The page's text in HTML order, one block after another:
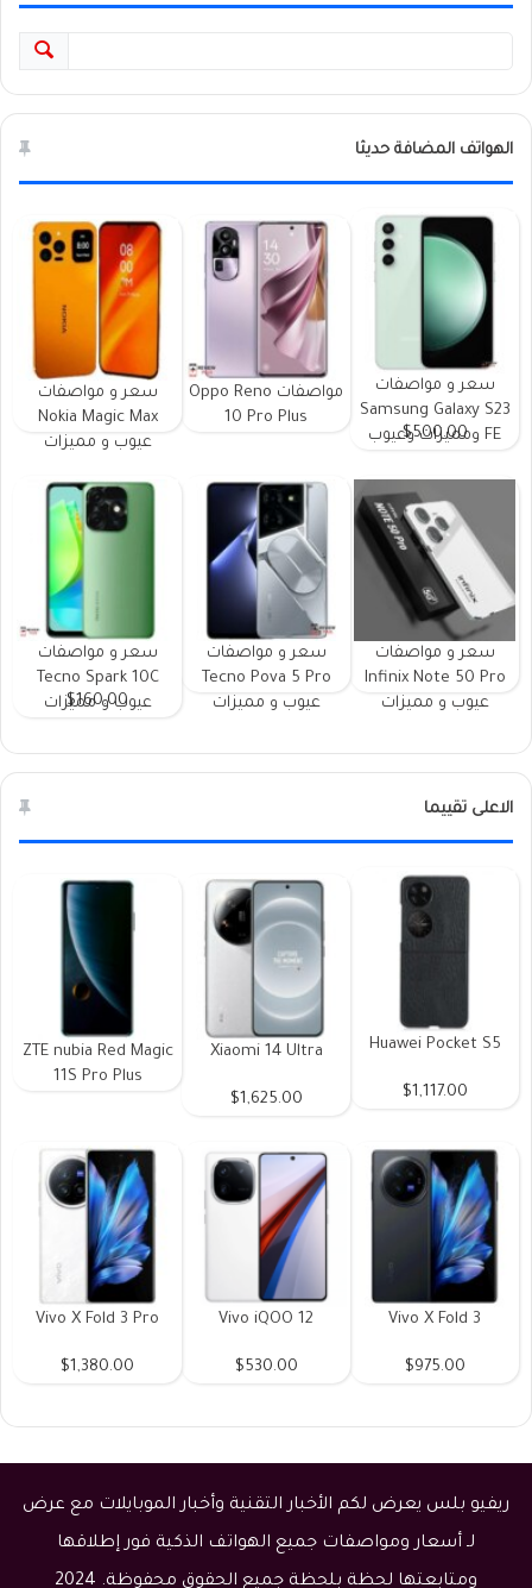
الهواتف المضافة حديثا
سعر و مواصفات
Samsung Galaxy S23
FE ومميزات وعيوب
$500.00
مواصفات Oppo Reno
10 Pro Plus
سعر و مواصفات
Nokia Magic Max
عيوب و مميزات
سعر و مواصفات
Infinix Note 50 Pro
عيوب و مميزات
سعر و مواصفات
Tecno Pova 5 Pro
عيوب و مميزات
سعر و مواصفات
Tecno Spark 10C
عيوب و مميزات
$160.00
الاعلى تقييما
Huawei Pocket S5
$1,117.00
Xiaomi 14 Ultra
$1,625.00
ZTE nubia Red Magic
11S Pro Plus
Vivo X Fold 3
$975.00
Vivo iQOO 12
$530.00
Vivo X Fold 3 Pro
$1,380.00
ريفيو بلس يعرض لكم الأخبار التقنية وأخبار الموبايلات مع عرض
لـ أسعار ومواصفات جميع الهواتف الذكية فور إطلاقها
ومتابعتها لحظة بلحظة جميع الحقوق محفوظة. 2024